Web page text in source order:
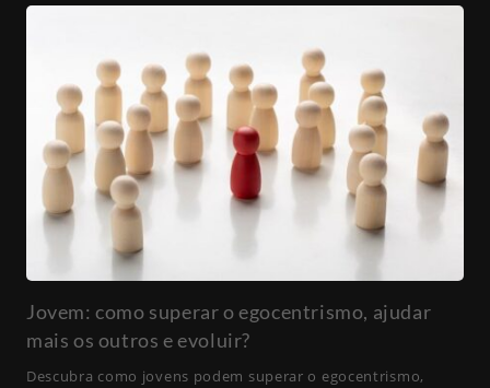
Jovem: como superar o egocentrismo, ajudar
mais os outros e evoluir?
Descubra como jovens podem superar o egocentrismo,